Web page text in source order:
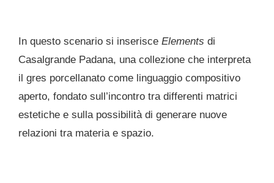
In questo scenario si inserisce Elements di
Casalgrande Padana, una collezione che interpreta
il gres porcellanato come linguaggio compositivo
aperto, fondato sull’incontro tra differenti matrici
estetiche e sulla possibilità di generare nuove
relazioni tra materia e spazio.